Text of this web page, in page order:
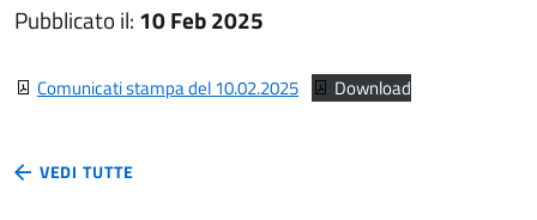
Pubblicato il: 10 Feb 2025
Comunicati stampa del 10.02.2025 Download
VEDI TUTTE